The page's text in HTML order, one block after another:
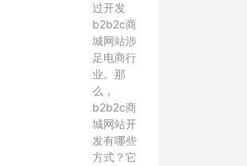
过开发
b2b2c商
城网站涉
足电商行
业。那
么，
b2b2c商
城网站开
发有哪些
方式？它